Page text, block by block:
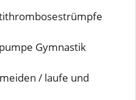
Gymnastik
/ laufe und